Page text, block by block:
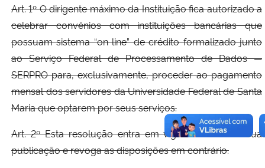
Art. 1º O dirigente máximo da Instituição fica autorizado a
celebrar convênios com instituições bancárias que
possuam sistema “on line” de crédito formalizado junto
ao Serviço Federal de Processamento de Dados —
SERPRO para, exclusivamente, proceder ao pagamento
mensal dos servidores da Universidade Federal de Santa
Maria que optarem por seus serviços.
Art. 2º Esta resolução entra em vigor na data de sua
publicação e revoga as disposições em contrário.